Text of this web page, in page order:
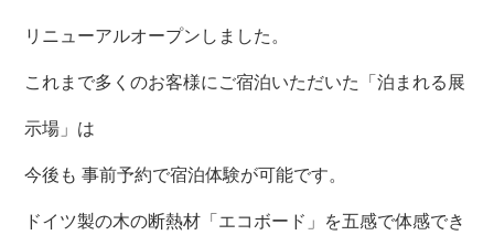
リニューアルオープンしました。
これまで多くのお客様にご宿泊いただいた「泊まれる展
示場」は
今後も 事前予約で宿泊体験が可能です。
ドイツ製の木の断熱材「エコボード」を五感で体感でき